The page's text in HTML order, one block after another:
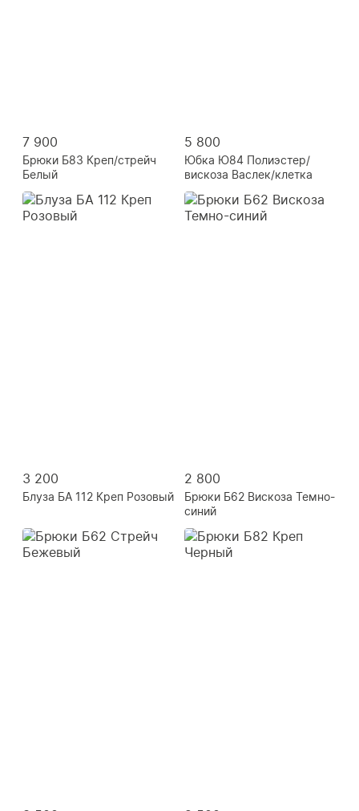
7 900
Брюки Б83 Креп/стрейч
Белый
5 800
Юбка Ю84 Полиэстер/
вискоза Васлек/клетка
3 200
Блуза БА 112 Креп Розовый
2 800
Брюки Б62 Вискоза Темно-
синий